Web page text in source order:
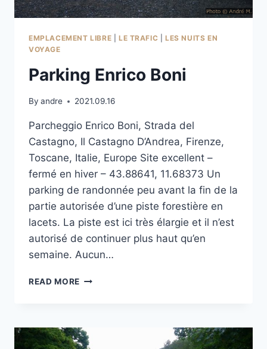
EMPLACEMENT LIBRE LE TRAFIC |LES NUITS EN
VOYAGE
Parking Enrico Boni
By andre 2021.09.16
Parcheggio Enrico Boni, Strada del
Castagno, Il Castagno D’Andrea, Firenze,
Toscane, Italie, Europe Site excellent –
fermé en hiver – 43.88641, 11.68373 Un
parking de randonnée peu avant la fin de la
partie autorisée d’une piste forestière en
lacets. La piste est ici très élargie et il n’est
autorisé de continuer plus haut qu’en
semaine. Aucun…
READ MORE PARKING